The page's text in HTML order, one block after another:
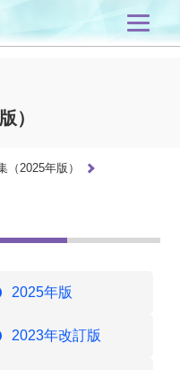
）
（2025年版）
2025年版
2023年改訂版